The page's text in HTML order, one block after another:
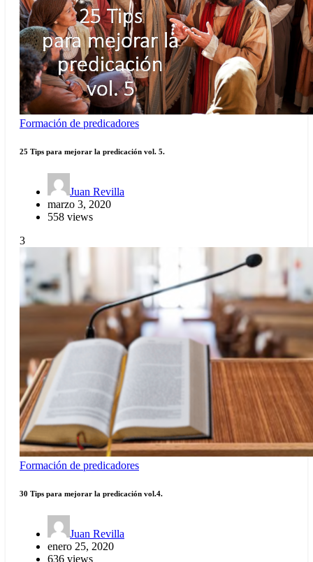
Formación de predicadores
25 Tips para mejorar la predicación vol. 5.
Juan Revilla
marzo 3, 2020
558 views
3
Formación de predicadores
30 Tips para mejorar la predicación vol.4.
Juan Revilla
enero 25, 2020
636 views